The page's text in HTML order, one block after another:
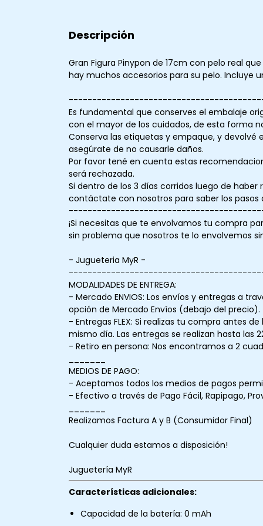
Descripción
Gran Figura Pinypon de 17cm con pelo real
hay muchos accesorios para su pelo. Incluye
Es fundamental que conserves el embalaje
con el mayor de los cuidados, de esta forma
Conserva las etiquetas y empaque, y
asegúrate de no causarle daños.
Por favor tené en cuenta estas
será rechazada.
Si dentro de los 3 días corridos luego de
contáctate con nosotros para saber los pasos
¡Si necesitas que te envolvamos tu compra
sin problema que nosotros te lo envolvemos
- Jugueteria MyR -
MODALIDADES DE ENTREGA:
- Mercado ENVIOS: Los envíos y entregas a
opción de Mercado Envíos (debajo del precio).
- Entregas FLEX: Si realizas tu compra antes
mismo día. Las entregas se realizan hasta las
- Retiro en persona: Nos encontramos a 2
MEDIOS DE PAGO:
- Aceptamos todos los medios de pagos
- Efectivo a través de Pago Fácil, Rapipago,
Realizamos Factura A y B (Consumidor Final)
Cualquier duda estamos a disposición!
Juguetería MyR
Características adicionales:
Capacidad de la batería: 0 mAh